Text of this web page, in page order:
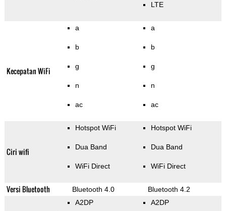
LTE
Kecepatan WiFi
a
b
g
n
ac
a
b
g
n
ac
Ciri wifi
Hotspot WiFi
Dua Band
WiFi Direct
Hotspot WiFi
Dua Band
WiFi Direct
Versi Bluetooth Bluetooth 4.0 Bluetooth 4.2
A2DP A2DP